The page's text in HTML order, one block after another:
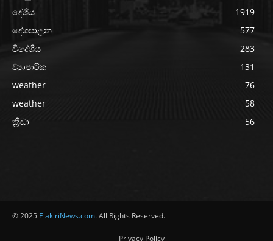
දේශීය
1919
දේශපාලන
577
විදේශීය
283
ව්‍යාපාරික
131
weather
76
weather
58
ක්‍රීඩා
56
© 2025 ElakiriNews.com. All Rights Reserved.
Privacy Policy